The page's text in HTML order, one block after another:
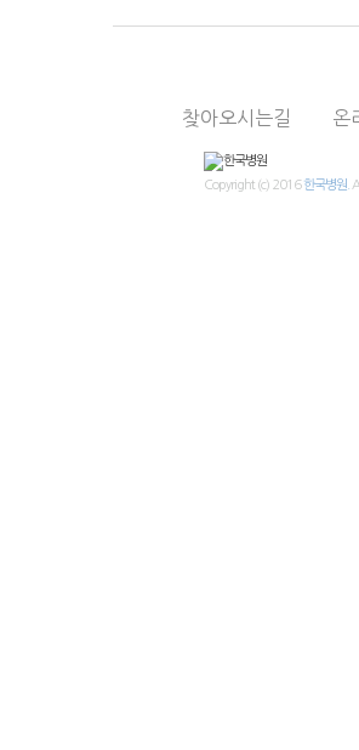
찾아오시는길 온
Copyright (c) 2016한국병원.